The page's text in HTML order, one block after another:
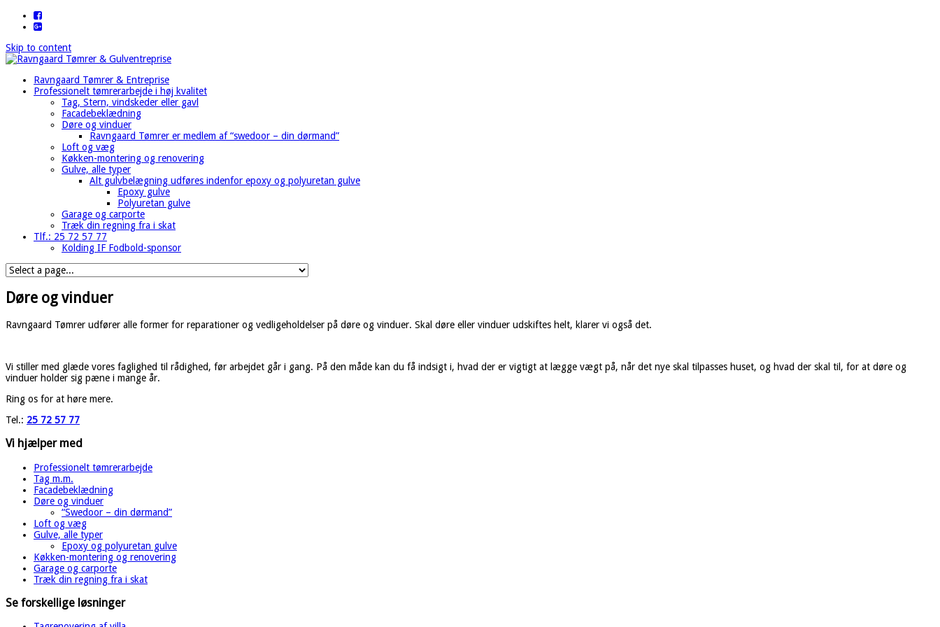
Skip to content
Ravngaard Tømrer & Entreprise
Professionelt tømrerarbejde i høj kvalitet
Tag​, Stern, vindskeder eller gavl
Facadebeklædning
Døre og vinduer​
Ravngaard Tømrer er medlem af “swedoor – din dørmand”
Loft og væg
Køkken-montering og renovering
Gulve, alle typer
Alt gulvbelægning udføres indenfor epoxy og polyuretan gulve
Epoxy gulve
Polyuretan gulve
Garage og carporte
Træk din regning fra i skat
Tlf.: 25 72 57 77
Kolding IF Fodbold-sponsor
Døre og vinduer​
Ravngaard Tømrer udfører alle former for reparationer og vedligeholdelser på døre og vinduer. Skal døre eller vinduer udskiftes helt, klarer vi også det.
Vi stiller med glæde vores faglighed til rådighed, før arbejdet går i gang. På den måde kan du få indsigt i, hvad der er vigtigt at lægge vægt på, når det nye skal tilpasses huset, og hvad der skal til, for at døre og
vinduer holder sig pæne i mange år.
Ring os for at høre mere.
Tel.: 25 72 57 77
Vi hjælper med
Professionelt tømrerarbejde
Tag m.m.
Facadebeklædning
Døre og vinduer​
“Swedoor – din dørmand”
Loft og væg
Gulve, alle typer
Epoxy og polyuretan gulve
Køkken-montering og renovering
Garage og carporte
Træk din regning fra i skat
Se forskellige løsninger